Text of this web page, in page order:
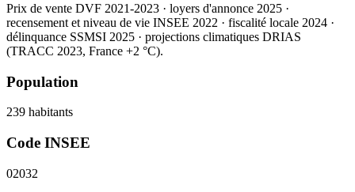
Prix de vente DVF 2021-2023 · loyers d'annonce 2025 ·
recensement et niveau de vie INSEE 2022 · fiscalité locale 2024 ·
délinquance SSMSI 2025 · projections climatiques DRIAS
(TRACC 2023, France +2 °C).
Population
239 habitants
Code INSEE
02032